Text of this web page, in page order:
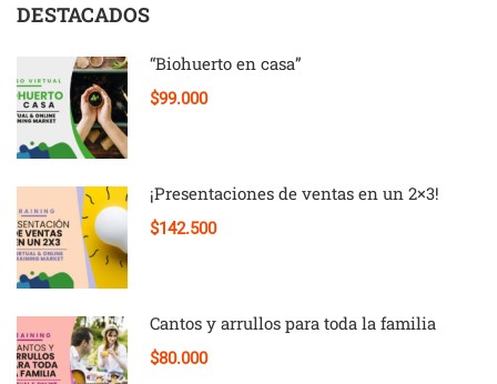
DESTACADOS
“Biohuerto en casa”
$99.000
¡Presentaciones de ventas en un 2×3!
$142.500
Cantos y arrullos para toda la familia
$80.000